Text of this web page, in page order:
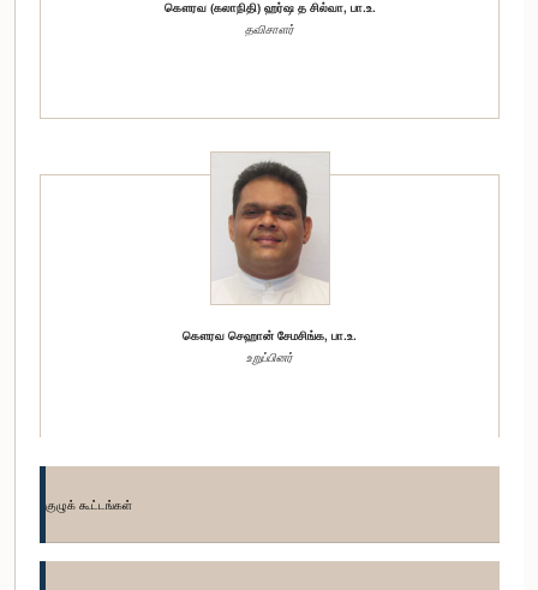
கௌரவ (கலாநிதி) ஹர்ஷ த சில்வா, பா.உ.
தவிசாளர்
கௌரவ செஹான் சேமசிங்க, பா.உ.
உறுப்பினர்
குழுக் கூட்டங்கள்